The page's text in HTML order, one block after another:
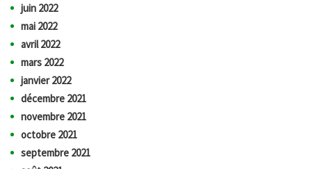
juin 2022
mai 2022
avril 2022
mars 2022
janvier 2022
décembre 2021
novembre 2021
octobre 2021
septembre 2021